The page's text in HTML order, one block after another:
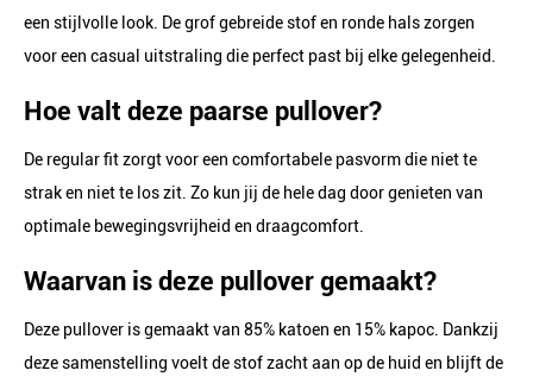
een stijlvolle look. De grof gebreide stof en ronde hals zorgen
voor een casual uitstraling die perfect past bij elke gelegenheid.
Hoe valt deze paarse pullover?
De regular fit zorgt voor een comfortabele pasvorm die niet te
strak en niet te los zit. Zo kun jij de hele dag door genieten van
optimale bewegingsvrijheid en draagcomfort.
Waarvan is deze pullover gemaakt?
Deze pullover is gemaakt van 85% katoen en 15% kapoc. Dankzij
deze samenstelling voelt de stof zacht aan op de huid en blijft de